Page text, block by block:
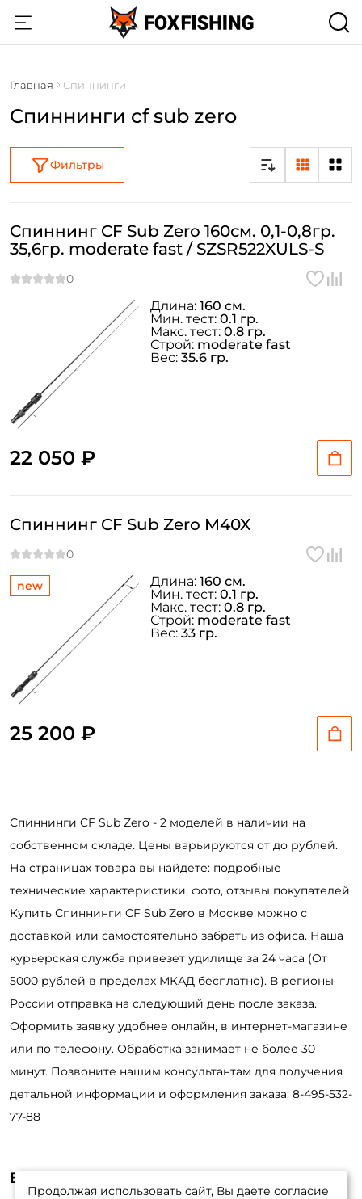
Главная Спиннинги
Спиннинги cf sub zero
Фильтры
Спиннинг CF Sub Zero 160см. 0,1-0,8гр.
35,6гр. moderate fast / SZSR522XULS-S
22 050 ₽
Длина: 160 см.
Мин. тест: 0.1 гр.
Макс. тест: 0.8 гр.
Строй: moderate fast
Вес: 35.6 гр.
new
Спиннинг CF Sub Zero M40X
25 200 ₽
Длина: 160 см.
Мин. тест: 0.1 гр.
Макс. тест: 0.8 гр.
Строй: moderate fast
Вес: 33 гр.
Спиннинги CF Sub Zero - 2 моделей в наличии на
собственном складе. Цены варьируются от до рублей.
На страницах товара вы найдете: подробные
технические характеристики, фото, отзывы покупателей.
Купить Спиннинги CF Sub Zero в Москве можно с
доставкой или самостоятельно забрать из офиса. Наша
курьерская служба привезет удилище за 24 часа (От
5000 рублей в пределах МКАД бесплатно). В регионы
России отправка на следующий день после заказа.
Оформить заявку удобнее онлайн, в интернет-магазине
или по телефону. Обработка занимает не более 30
минут. Позвоните нашим консультантам для получения
детальной информации и оформления заказа: 8-495-532-
77-88
Видеообзоры (1)
Продолжая использовать сайт, Вы даете согласие
Создать аккаунт
Email: *
Номер телефона: *
Заполняя данную форму вы соглашаетесь на обработку
персональных данных
Создать аккаунт